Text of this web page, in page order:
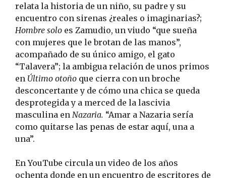
relata la historia de un niño, su padre y su
encuentro con sirenas ¿reales o imaginarias?;
Hombre solo es Zamudio, un viudo “que sueña
con mujeres que le brotan de las manos”,
acompañado de su único amigo, el gato
“Talavera”; la ambigua relación de unos primos
en Último otoño que cierra con un broche
desconcertante y de cómo una chica se queda
desprotegida y a merced de la lascivia
masculina en Nazaria. “Amar a Nazaria sería
como quitarse las penas de estar aquí, una a
una”.
En YouTube circula un video de los años
ochenta donde en un encuentro de escritores de